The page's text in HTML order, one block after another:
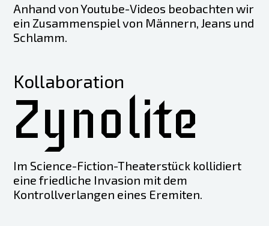
Anhand von Youtube-Videos beobachten wir
ein Zusammenspiel von Männern, Jeans und
Schlamm.
Kollaboration
Zynolite
Im Science-Fiction-Theaterstück kollidiert
eine friedliche Invasion mit dem
Kontrollverlangen eines Eremiten.